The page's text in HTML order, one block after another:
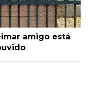
amigo está